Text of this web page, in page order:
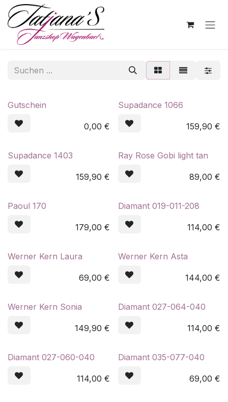
Zum Inhalt springen
Gutschein
0,00 €
Supadance 1066
159,90 €
Supadance 1403
159,90 €
Ray Rose Gobi light tan
89,00 €
Paoul 170
179,00 €
Diamant 019-011-208
114,00 €
Werner Kern Laura
69,00 €
Werner Kern Asta
144,00 €
Werner Kern Sonia
149,90 €
Diamant 027-064-040
114,00 €
Diamant 027-060-040
114,00 €
Diamant 035-077-040
69,00 €